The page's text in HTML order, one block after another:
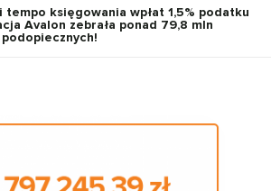
księgowania wpłat 1,5% podatku
Avalon zebrała ponad 79,8 mln